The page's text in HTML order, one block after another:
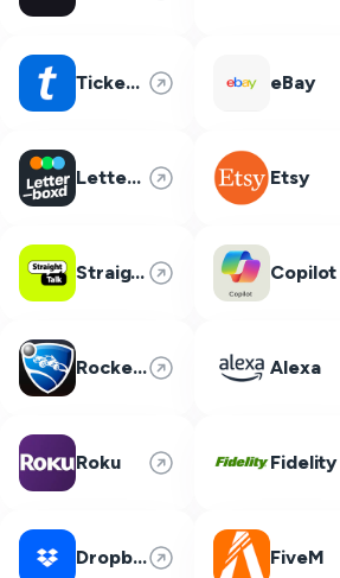
Ticketmaster eBay
Letterboxd Etsy
Straight Talk Copilot
Rocket League Alexa
Roku Fidelity
Dropbox FiveM